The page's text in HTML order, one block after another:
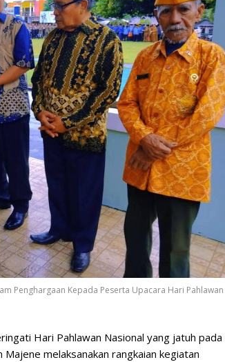
Penghargaan Kepada Peserta Upacara Hari Pahlawan
Hari Pahlawan Nasional yang jatuh pada
melaksanakan rangkaian kegiatan